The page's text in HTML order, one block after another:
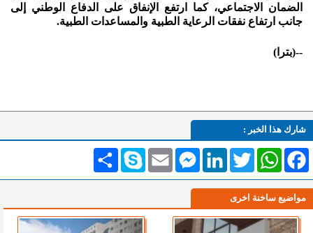
الضمان الاجتماعي، كما ارتفع الإنفاق على الدفاع الوطني إلى
جانب ارتفاع نفقات الرعاية الطبية والمساعدات الطبية.
--(بترا)
شارك هذا الخبر :
انشر Skype Email
MessengerLinkedInTwitterWhatsAppFacebook
مواضيع ساخنة اخرى